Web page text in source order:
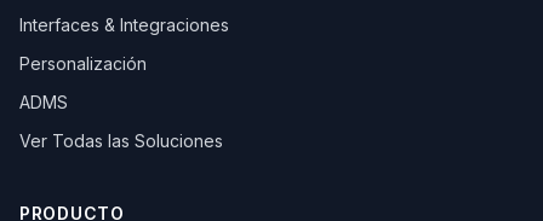
Interfaces & Integraciones
Personalización
ADMS
Ver Todas las Soluciones
PRODUCTO